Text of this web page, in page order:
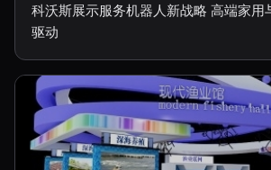
科沃斯展示服务机器人新战略 高端家用
驱动